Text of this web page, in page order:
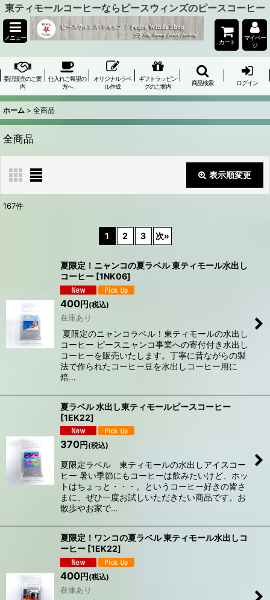
東ティモールコーヒーならピースウィンズのピースコーヒー
メニュー
カート
マイペー
ジ
委託販売のご案
内
仕入れご希望の
方へ
オリジナルラベ
ル作成
ギフトラッピン
グのご案内
商品検索 ログイン
ホーム > 全商品
全商品
表示順変更
167件
1 2 3 次»
夏限定！ニャンコの夏ラベル 東ティモール水出し
コーヒー [1NK06]
400円 (税込)
在庫あり
夏限定のニャンコラベル！東ティモールの水出し
コーヒー ピースニャンコ事業への寄付付き水出し
コーヒーを販売いたします。丁寧に昔ながらの製
法で作られたコーヒー豆を水出しコーヒー用に
焙…
夏ラベル 水出し東ティモールピースコーヒー
[1EK22]
370円 (税込)
夏限定ラベル 東ティモールの水出しアイスコー
ヒー 暑い季節にもコーヒーは飲みたいけど、ホッ
トはちょっと・・・。というコーヒー好きの皆さ
まに、ぜひ一度お試しいただきたい商品です。お
散歩やお家で…
夏限定！ワンコの夏ラベル 東ティモール水出しコ
ーヒー [1EK22]
400円 (税込)
在庫あり